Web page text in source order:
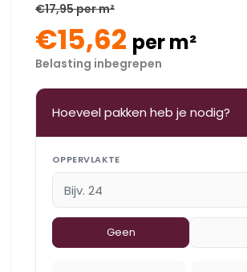
€17,95 per m²
€15,62 per m²
Belasting inbegrepen
Hoeveel pakken heb je nodig?
OPPERVLAKTE
Geen